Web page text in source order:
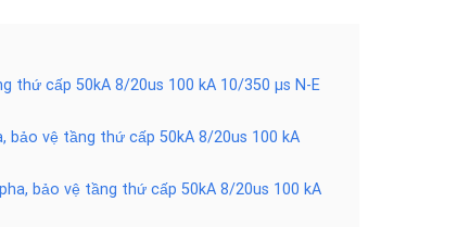
thứ cấp 50kA 8/20us 100 kA 10/350 µs N-E
bảo vệ tầng thứ cấp 50kA 8/20us 100 kA
bảo vệ tầng thứ cấp 50kA 8/20us 100 kA